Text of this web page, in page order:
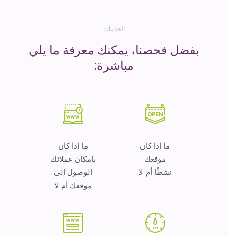
الخدمات
بفضل فحصنا، يمكنك معرفة ما يلي
مباشرة:
ما إذا كان
موقعك
نشطًا أم لا
ما إذا كان
بإمكان عملائك
الوصول إلى
موقعك أم لا